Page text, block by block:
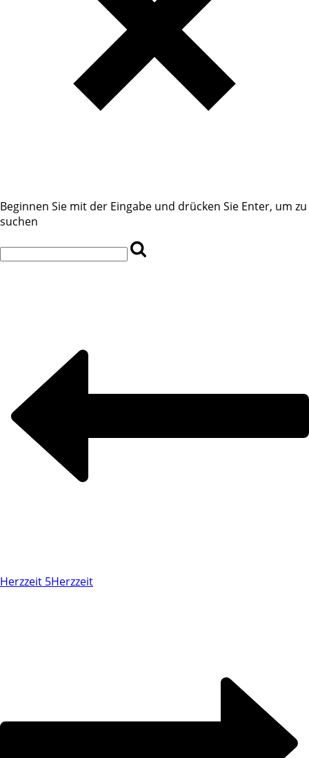
Beginnen Sie mit der Eingabe und drücken Sie Enter, um zu
suchen
Herzzeit 5Herzzeit